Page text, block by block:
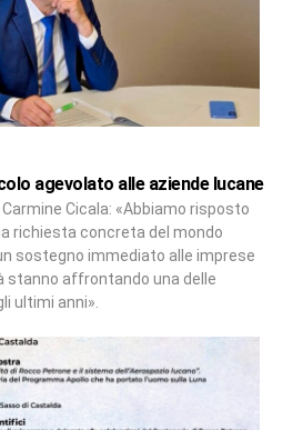
agevolato alle aziende lucane
Carmine Cicala: «Abbiamo risposto
richiesta concreta del mondo
sostegno immediato alle imprese
stanno affrontando una delle
ultimi anni».